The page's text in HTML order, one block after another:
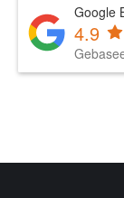
Google
4.9